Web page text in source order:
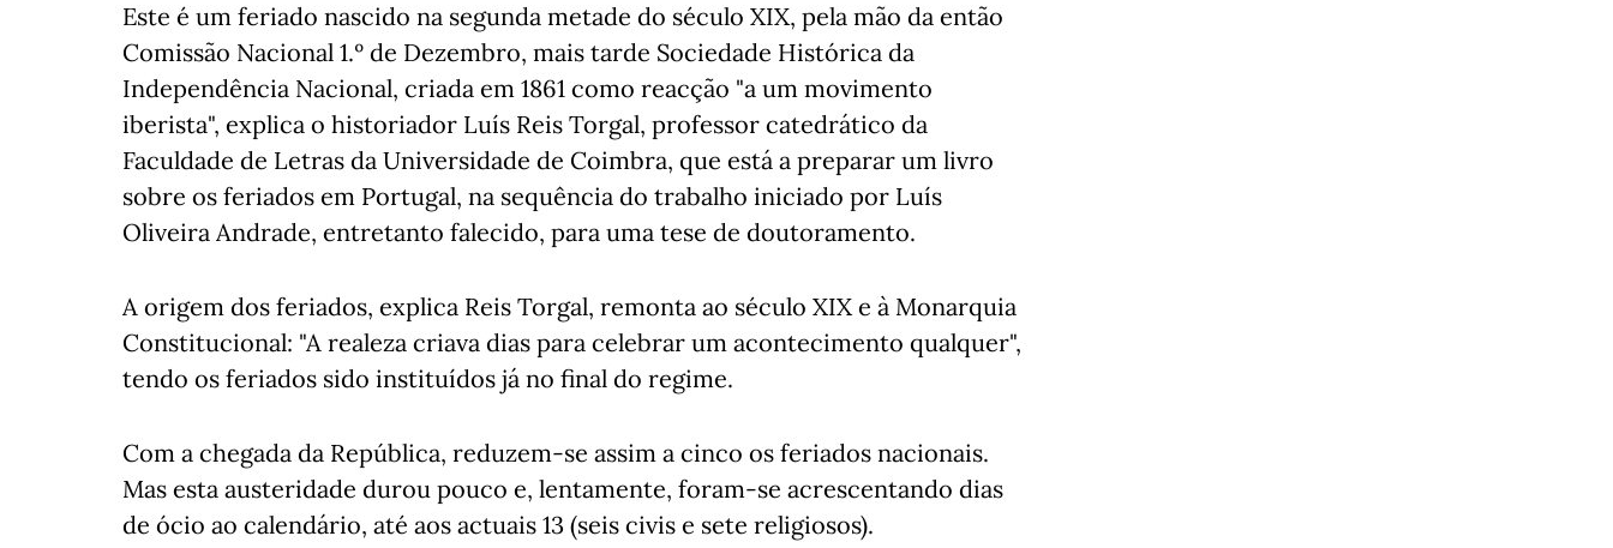
Este é um feriado nascido na segunda metade do século XIX, pela mão da então
Comissão Nacional 1.º de Dezembro, mais tarde Sociedade Histórica da
Independência Nacional, criada em 1861 como reacção "a um movimento
iberista", explica o historiador Luís Reis Torgal, professor catedrático da
Faculdade de Letras da Universidade de Coimbra, que está a preparar um livro
sobre os feriados em Portugal, na sequência do trabalho iniciado por Luís
Oliveira Andrade, entretanto falecido, para uma tese de doutoramento.
A origem dos feriados, explica Reis Torgal, remonta ao século XIX e à Monarquia
Constitucional: "A realeza criava dias para celebrar um acontecimento qualquer",
tendo os feriados sido instituídos já no final do regime.
Com a chegada da República, reduzem-se assim a cinco os feriados nacionais.
Mas esta austeridade durou pouco e, lentamente, foram-se acrescentando dias
de ócio ao calendário, até aos actuais 13 (seis civis e sete religiosos).